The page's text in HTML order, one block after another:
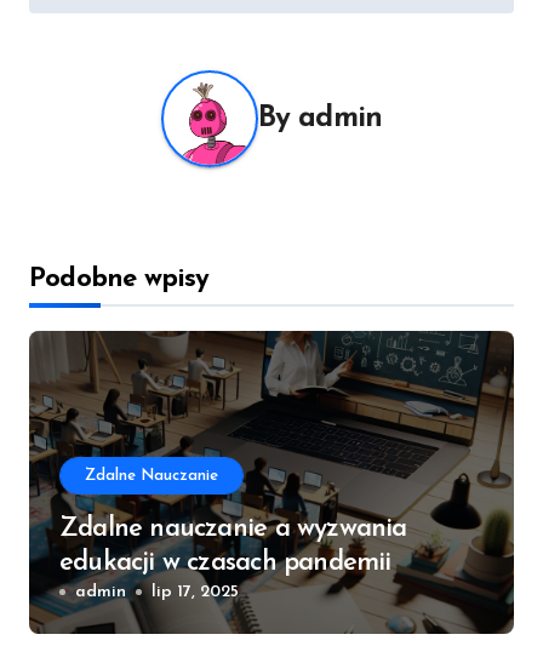
By admin
Podobne wpisy
Zdalne Nauczanie
Zdalne nauczanie a wyzwania
edukacji w czasach pandemii
admin lip 17, 2025